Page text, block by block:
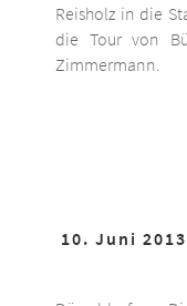
Reisholz in die
die Tour von
Zimmermann.
10. Juni